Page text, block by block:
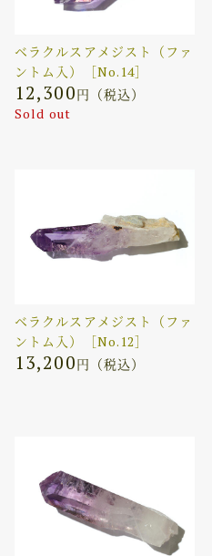
ベラクルスアメジスト（ファ
ントム入）［No.14］
12,300円（税込）
Sold out
ベラクルスアメジスト（ファ
ントム入）［No.12］
13,200円（税込）